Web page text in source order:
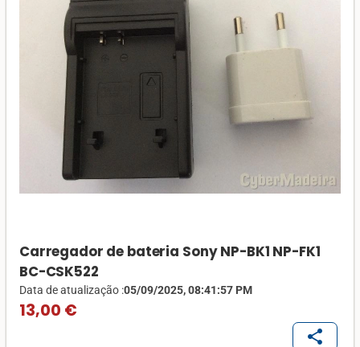
Carregador de bateria Sony NP-BK1 NP-FK1
BC-CSK522
Data de atualização :05/09/2025, 08:41:57 PM
13,00 €
share